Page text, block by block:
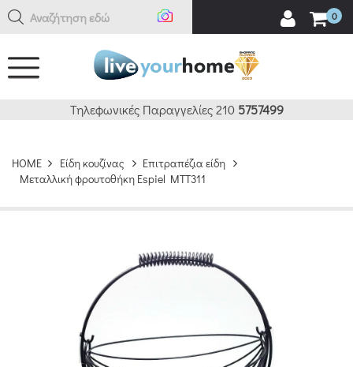
Αναζήτηση εδώ 0
Τηλεφωνικές Παραγγελίες 210 5757499
HOME Είδη κουζίνας
Επιτραπέζια είδη
Μεταλλική φρουτοθήκη Espiel MTT311